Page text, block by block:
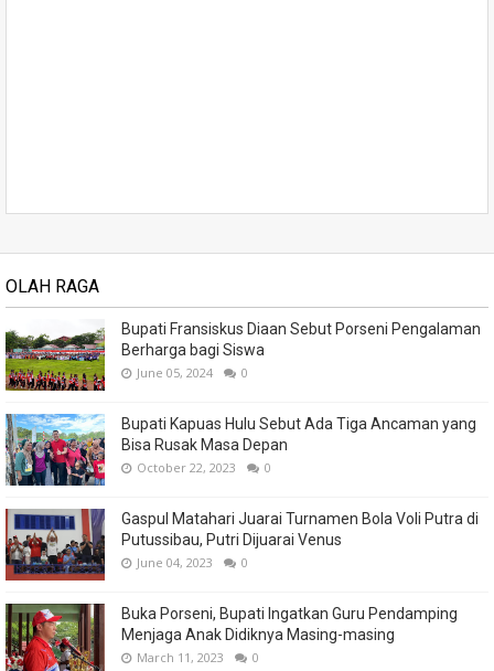
OLAH RAGA
Bupati Fransiskus Diaan Sebut Porseni Pengalaman
Berharga bagi Siswa
June 05, 2024 0
Bupati Kapuas Hulu Sebut Ada Tiga Ancaman yang
Bisa Rusak Masa Depan
October 22, 2023 0
Gaspul Matahari Juarai Turnamen Bola Voli Putra di
Putussibau, Putri Dijuarai Venus
June 04, 2023 0
Buka Porseni, Bupati Ingatkan Guru Pendamping
Menjaga Anak Didiknya Masing-masing
March 11, 2023 0